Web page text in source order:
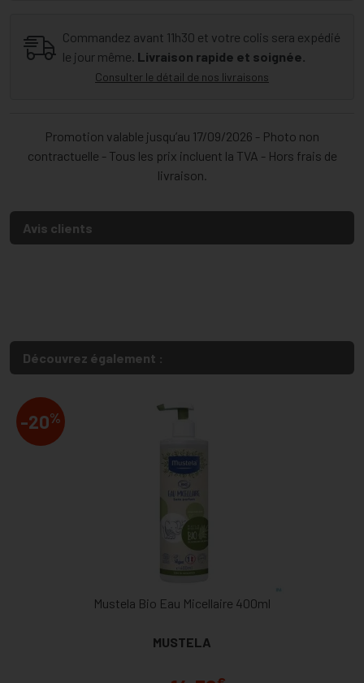
Commandez avant 11h30 et votre colis sera expédié
le jour même. Livraison rapide et soignée.
Consulter le détail de nos livraisons
Promotion valable jusqu’au 17/09/2026 - Photo non
contractuelle - Tous les prix incluent la TVA - Hors frais de
livraison.
Avis clients
Découvrez également :
-20%
Mustela Bio Eau Micellaire 400ml
MUSTELA